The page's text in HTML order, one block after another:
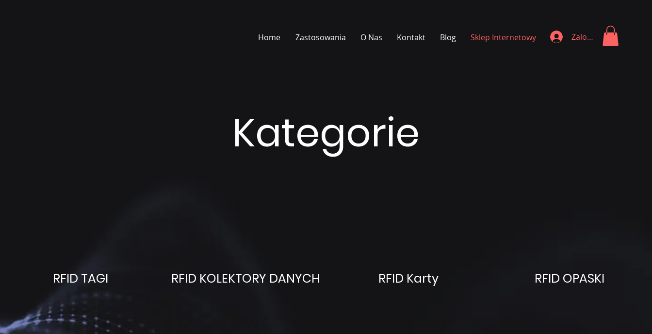
Home Zastosowania O Nas Kontakt Blog Sklep Internetowy Zaloguj się
Kategorie
RFID TAGI RFID KOLEKTORY DANYCH RFID Karty RFID OPASKI